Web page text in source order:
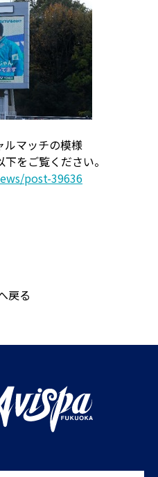
マッチの模様
をご覧ください。
post-39636
戻る